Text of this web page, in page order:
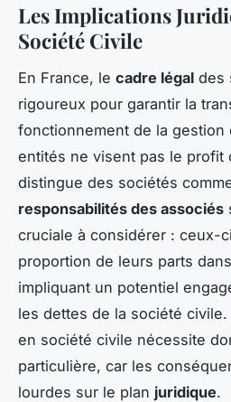
Les Implications
Société Civile
En France, le cadre légal des
rigoureux pour garantir la
fonctionnement de la gestion
entités ne visent pas le profit
distingue des sociétés
responsabilités des associés
cruciale à considérer : ceux-
proportion de leurs parts
impliquant un potentiel
les dettes de la société
en société civile nécessite
particulière, car les
lourdes sur le plan juridique.